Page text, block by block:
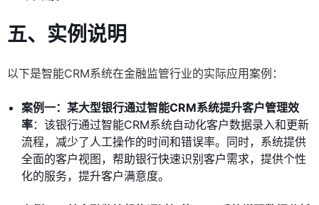
五、实例说明
以下是智能CRM系统在金融监管行业的实际应用案例：
案例一：某大型银行通过智能CRM系统提升客户管理效
率：该银行通过智能CRM系统自动化客户数据录入和更新
流程，减少了人工操作的时间和错误率。同时，系统提供
全面的客户视图，帮助银行快速识别客户需求，提供个性
化的服务，提升客户满意度。